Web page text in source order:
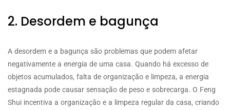
2. Desordem e bagunça
A desordem e a bagunça são problemas que podem afetar
negativamente a energia de uma casa. Quando há excesso de
objetos acumulados, falta de organização e limpeza, a energia
estagnada pode causar sensação de peso e sobrecarga. O Feng
Shui incentiva a organização e a limpeza regular da casa, criando